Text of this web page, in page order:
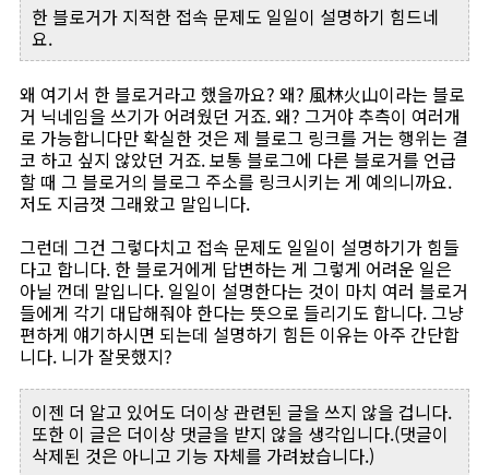
한 블로거가 지적한 접속 문제도 일일이 설명하기 힘드네
요.
왜 여기서 한 블로거라고 했을까요? 왜? 風林火山이라는 블로
거 닉네임을 쓰기가 어려웠던 거죠. 왜? 그거야 추측이 여러개
로 가능합니다만 확실한 것은 제 블로그 링크를 거는 행위는 결
코 하고 싶지 않았던 거죠. 보통 블로그에 다른 블로거를 언급
할 때 그 블로거의 블로그 주소를 링크시키는 게 예의니까요.
저도 지금껏 그래왔고 말입니다.
그런데 그건 그렇다치고 접속 문제도 일일이 설명하기가 힘들
다고 합니다. 한 블로거에게 답변하는 게 그렇게 어려운 일은
아닐 껀데 말입니다. 일일이 설명한다는 것이 마치 여러 블로거
들에게 각기 대답해줘야 한다는 뜻으로 들리기도 합니다. 그냥
편하게 얘기하시면 되는데 설명하기 힘든 이유는 아주 간단합
니다. 니가 잘못했지?
이젠 더 알고 있어도 더이상 관련된 글을 쓰지 않을 겁니다.
또한 이 글은 더이상 댓글을 받지 않을 생각입니다.(댓글이
삭제된 것은 아니고 기능 자체를 가려놨습니다.)